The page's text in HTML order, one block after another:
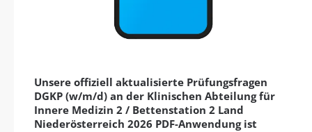
Unsere offiziell aktualisierte Prüfungsfragen
DGKP (w/m/d) an der Klinischen Abteilung für
Innere Medizin 2 / Bettenstation 2 Land
Niederösterreich 2026 PDF-Anwendung ist